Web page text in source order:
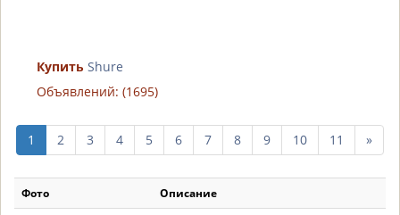
Купить Shure
Объявлений: (1695)
1 2 3 4 5 6 7 8 9 10 11 »
10
Фото Описание